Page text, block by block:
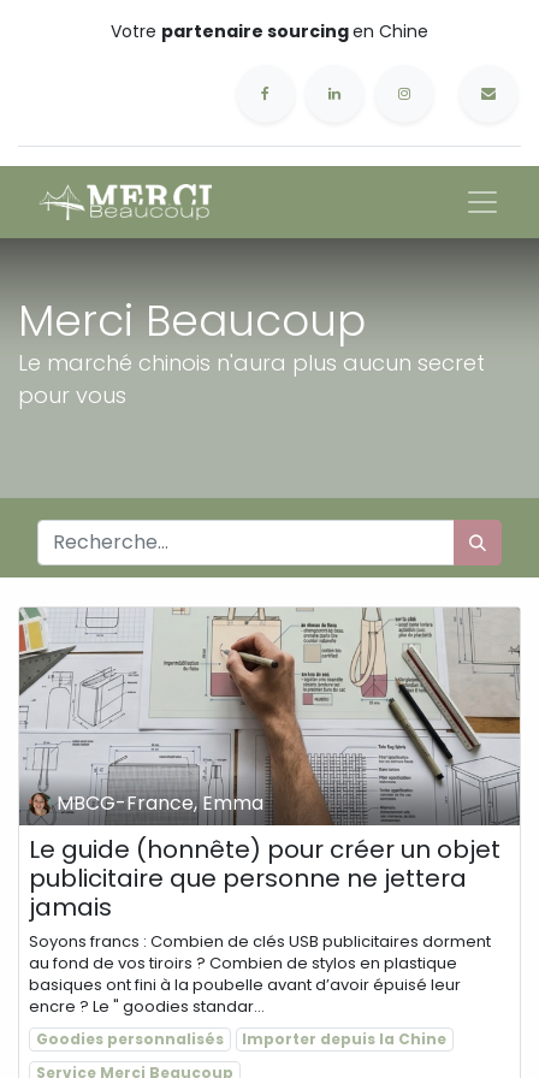
Votre partenaire sourcingen Chine
Merci Beaucoup
Le marché chinois n'aura plus aucun secret
pour vous
MBCG-France, Emma
Le guide (honnête) pour créer un objet
publicitaire que personne ne jettera
jamais
Soyons francs : Combien de clés USB publicitaires dorment
au fond de vos tiroirs ? Combien de stylos en plastique
basiques ont fini à la poubelle avant d’avoir épuisé leur
encre ? Le " goodies standar...
Goodies personnalisés
Importer depuis la Chine
Service Merci Beaucoup